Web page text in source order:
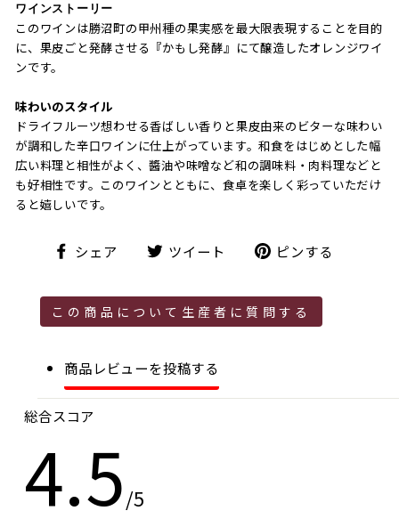
ワインストーリー
このワインは勝沼町の甲州種の果実感を最大限表現することを目的
に、果皮ごと発酵させる『かもし発酵』にて醸造したオレンジワイ
ンです。
味わいのスタイル
ドライフルーツ想わせる香ばしい香りと果皮由来のビターな味わい
が調和した辛口ワインに仕上がっています。和食をはじめとした幅
広い料理と相性がよく、醬油や味噌など和の調味料・肉料理などと
も好相性です。このワインとともに、食卓を楽しく彩っていただけ
ると嬉しいです。
シェア ツイート
ト
ピンする
この商品について生産者に質問する
商品レビューを投稿する
総合スコア
4.5/5